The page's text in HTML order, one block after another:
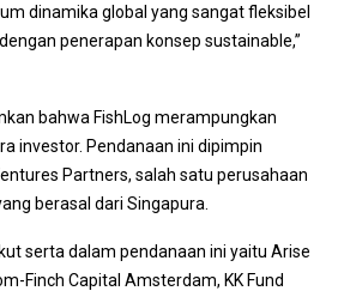
dinamika global yang sangat fleksibel
penerapan konsep sustainable,”
bahwa FishLog merampungkan
investor. Pendanaan ini dipimpin
Partners, salah satu perusahaan
berasal dari Singapura.
serta dalam pendanaan ini yaitu Arise
Finch Capital Amsterdam, KK Fund